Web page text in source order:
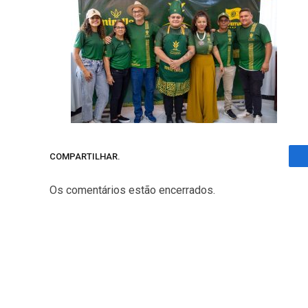
COMPARTILHAR.
Os comentários estão encerrados.